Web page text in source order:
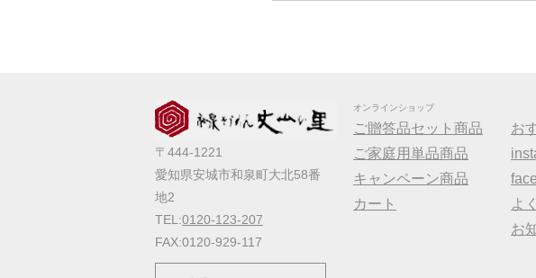
2023年09月06日 価格改定のお知らせ
2023年04月20日 一丈そうめん発売
2023年03月14日
2023年01月25日 2023年冬の麺フェア
大人気！！秋の選
〒444-1221
愛知県安城市和泉町大北58番
地2
TEL:0120-123-207
FAX:0120-929-117
オンラインショップ
ご贈答品セット商品
ご家庭用単品商品
キャンペーン商品
カート
お
よ
お